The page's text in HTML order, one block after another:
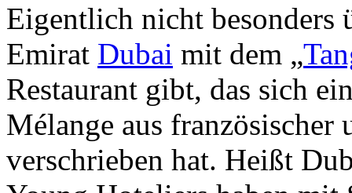
Eigentlich nicht besonders
Emirat Dubai mit dem „
Restaurant gibt, das sich
Mélange aus französischer
verschrieben hat. Heißt